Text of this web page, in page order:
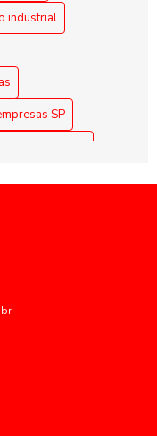
e
e Práticas
implementar e os
do Buffet
para Promover
para
industrial
SP